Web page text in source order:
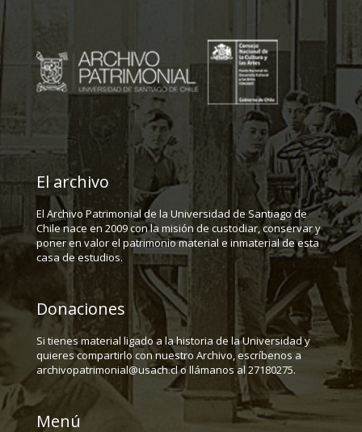
El archivo
El Archivo Patrimonial de la Universidad de Santiago de
Chile nace en 2009 con la misión de custodiar, conservar y
poner en valor el patrimonio material e inmaterial de esta
casa de estudios.
Donaciones
Si tienes material ligado a la historia de la Universidad y
quieres compartirlo con nuestro Archivo, escríbenos a
archivopatrimonial@usach.cl o llámanos al 27180275.
Menú